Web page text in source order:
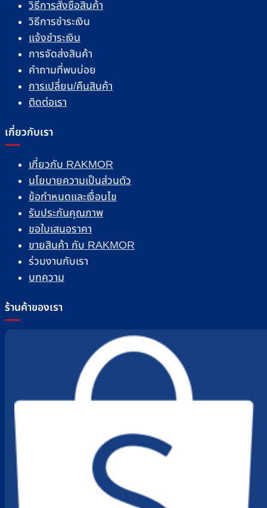
วิธีการสั่งซื้อสินค้า
วิธีการชำระเงิน
แจ้งชำระเงิน
การจัดส่งสินค้า
คำถามที่พบบ่อย
การเปลี่ยน/คืนสินค้า
ติดต่อเรา
เกี่ยวกับเรา
เกี่ยวกับ RAKMOR
นโยบายความเป็นส่วนตัว
ข้อกำหนดและเงื่อนไข
รับประกันคุณภาพ
ขอใบเสนอราคา
ขายสินค้า กับ RAKMOR
ร่วมงานกับเรา
บทความ
ร้านค้าของเรา